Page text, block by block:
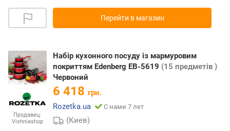
Перейти в магазин
Продавец:
Vishniashop
Набір кухонного посуду із мармуровим
покриттям Edenberg EB-5619 (15 предметів )
Червоний
6 418 грн.
Rozetka.ua
С нами 7 лет
(Киев)